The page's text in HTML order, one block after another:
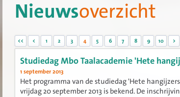
Nieuwsoverzicht
<< < 1 2 3 4 5 6 7 8 9 10 >
Studiedag Mbo Taalacademie 'Hete
1 september 2013
Het programma van de studiedag 'Hete
vrijdag 20 september 2013 is bekend. De